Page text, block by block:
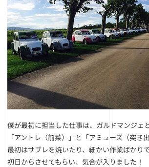
僕が最初に担当した仕事は、ガルドマンジェ
「アントレ（前菜）」と「アミューズ（突き
最初はサブレを焼いたり、細かい作業ばかり
初日からさせてもらい、気合が入りました！